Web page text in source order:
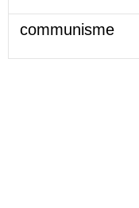
communisme